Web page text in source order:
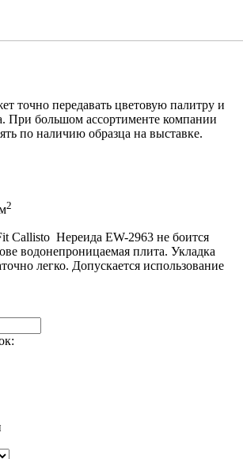
точно передавать цветовую палитру и
При большом ассортименте компании
по наличию образца на выставке.
2
Callisto Нереида EW-2963 не боится
водонепроницаемая плита. Укладка
легко. Допускается использование